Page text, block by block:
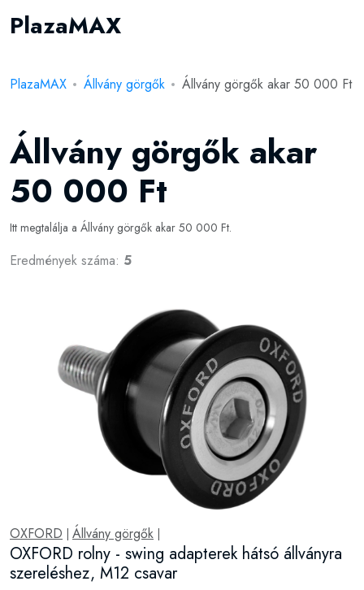
PlazaMAX
PlazaMAX Állvány görgők Állvány görgők akar 50 000 Ft
Állvány görgők akar
50 000 Ft
Itt megtalálja a Állvány görgők akar 50 000 Ft.
Eredmények száma: 5
OXFORD Állvány görgők
OXFORD rolny - swing adapterek hátsó állványra
szereléshez, M12 csavar